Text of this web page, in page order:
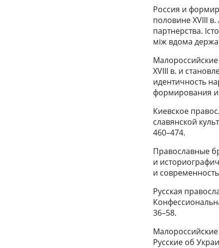
Россия и
половине XVIII в.
партнерства.
між вдома
XVIII в. и
идентичность
формирования и
Киевское
славянской
460–474.
Православные
и
и
Русская
36–58.
Русские об